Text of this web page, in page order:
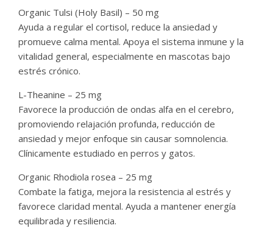
Organic Tulsi (Holy Basil) – 50 mg
Ayuda a regular el cortisol, reduce la ansiedad y
promueve calma mental. Apoya el sistema inmune y la
vitalidad general, especialmente en mascotas bajo
estrés crónico.
L-Theanine – 25 mg
Favorece la producción de ondas alfa en el cerebro,
promoviendo relajación profunda, reducción de
ansiedad y mejor enfoque sin causar somnolencia.
Clínicamente estudiado en perros y gatos.
Organic Rhodiola rosea – 25 mg
Combate la fatiga, mejora la resistencia al estrés y
favorece claridad mental. Ayuda a mantener energía
equilibrada y resiliencia.